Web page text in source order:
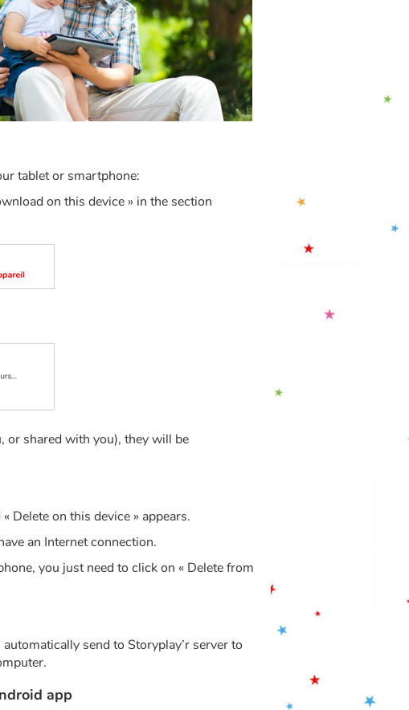
tablet or smartphone:
on this device » in the section
or shared with you), they will be
Delete on this device » appears.
an Internet connection.
you just need to click on « Delete from
send to Storyplay’r server to
app